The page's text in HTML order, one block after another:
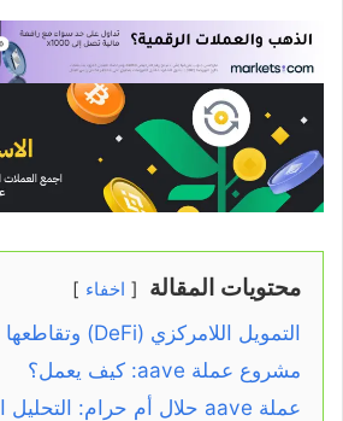
محتويات المقالة اخفاء
التمويل اللامركزي (DeFi) وتقاطعها مع الشريعة
مشروع عملة aave: كيف يعمل؟
عملة aave حلال أم حرام: التحليل الفقهي